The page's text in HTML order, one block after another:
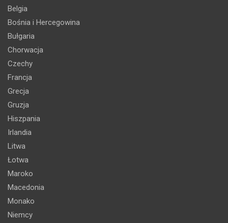
Belgia
Bośnia i Hercegowina
Bułgaria
Chorwacja
Czechy
Francja
Grecja
Gruzja
Hiszpania
Irlandia
Litwa
Łotwa
Maroko
Macedonia
Monako
Niemcy